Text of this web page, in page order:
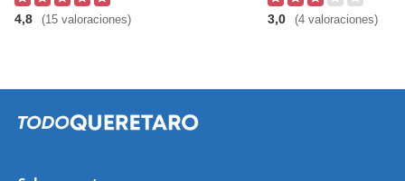
4,8 (15 valoraciones) 3,0 (4 valoraciones)